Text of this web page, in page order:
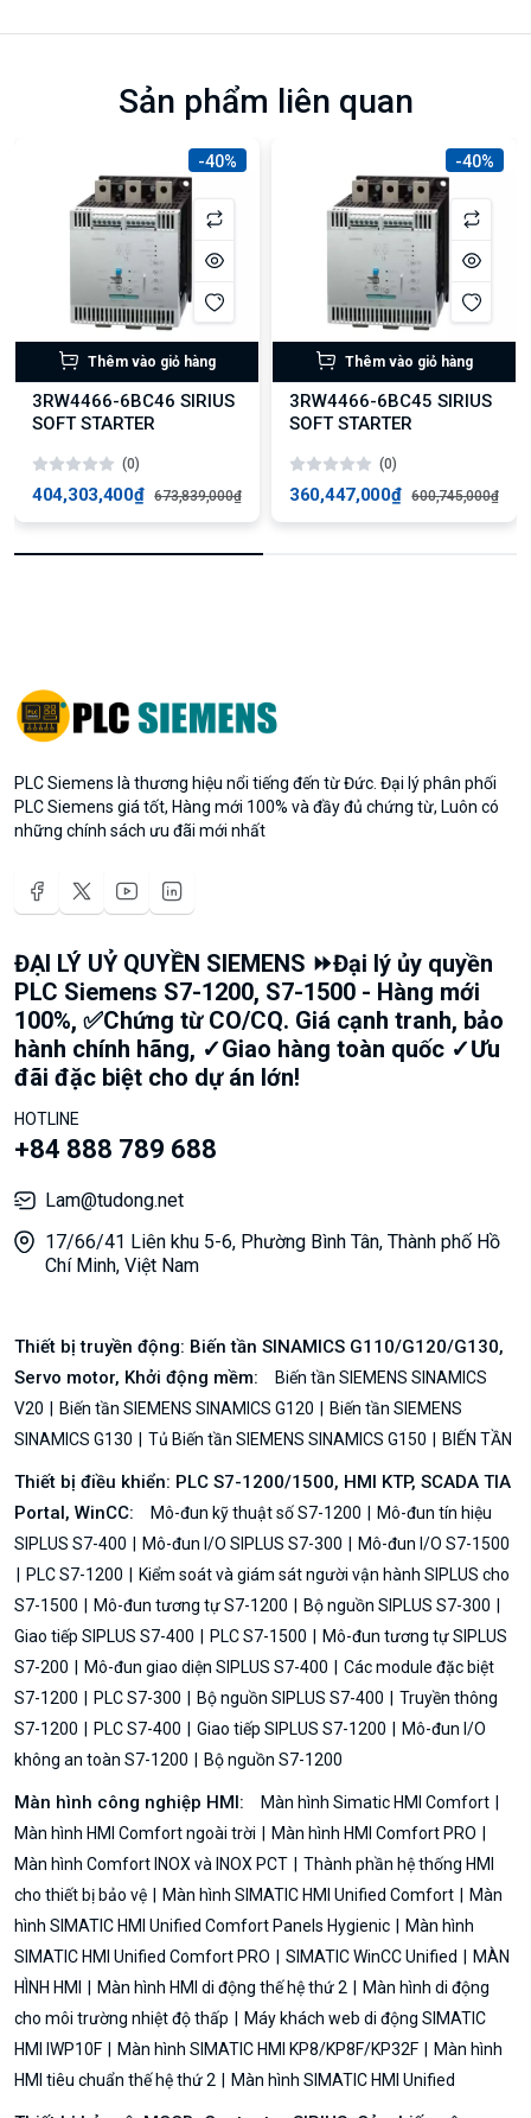
Sản phẩm liên quan
-40%
Thêm vào giỏ hàng
3RW4466-6BC46 SIRIUS
SOFT STARTER
(0)
404,303,400₫ 673,839,000₫
-40%
Thêm vào giỏ hàng
3RW4466-6BC45 SIRIUS
SOFT STARTER
(0)
360,447,000₫ 600,745,000₫
PLC Siemens là thương hiệu nổi tiếng đến từ Đức. Đại lý phân phối
PLC Siemens giá tốt, Hàng mới 100% và đầy đủ chứng từ, Luôn có
những chính sách ưu đãi mới nhất
ĐẠI LÝ UỶ QUYỀN SIEMENS ⏩Đại lý ủy quyền
PLC Siemens S7-1200, S7-1500 - Hàng mới
100%, ✅Chứng từ CO/CQ. Giá cạnh tranh, bảo
hành chính hãng, ✓Giao hàng toàn quốc ✓Ưu
đãi đặc biệt cho dự án lớn!
HOTLINE
+84 888 789 688
Lam@tudong.net
17/66/41 Liên khu 5-6, Phường Bình Tân, Thành phố Hồ
Chí Minh, Việt Nam
Thiết bị truyền động: Biến tần SINAMICS G110/G120/G130,
Servo motor, Khởi động mềm:
Biến tần SIEMENS SINAMICS
V20
Biến tần SIEMENS SINAMICS G120
Biến tần SIEMENS
SINAMICS G130
Tủ Biến tần SIEMENS SINAMICS G150 BIẾN TẦN
Thiết bị điều khiển: PLC S7-1200/1500, HMI KTP, SCADA TIA
Portal, WinCC:
Mô-đun kỹ thuật số S7-1200
Mô-đun tín hiệu
SIPLUS S7-400
Mô-đun I/O SIPLUS S7-300
Mô-đun I/O S7-1500
PLC S7-1200
Kiểm soát và giám sát người vận hành SIPLUS cho
S7-1500
Mô-đun tương tự S7-1200
Bộ nguồn SIPLUS S7-300
Giao tiếp SIPLUS S7-400
PLC S7-1500
Mô-đun tương tự SIPLUS
S7-200
Mô-đun giao diện SIPLUS S7-400
Các module đặc biệt
S7-1200
PLC S7-300 Bộ nguồn SIPLUS S7-400
Truyền thông
S7-1200
PLC S7-400 Giao tiếp SIPLUS S7-1200
Mô-đun I/O
không an toàn S7-1200
Bộ nguồn S7-1200
Màn hình công nghiệp HMI:
Màn hình Simatic HMI Comfort
Màn hình HMI Comfort ngoài trời
Màn hình HMI Comfort PRO
Màn hình Comfort INOX và INOX PCT
Thành phần hệ thống HMI
cho thiết bị bảo vệ
Màn hình SIMATIC HMI Unified Comfort
Màn
hình SIMATIC HMI Unified Comfort Panels Hygienic
Màn hình
SIMATIC HMI Unified Comfort PRO
SIMATIC WinCC Unified
MÀN
HÌNH HMI
Màn hình HMI di động thế hệ thứ 2
Màn hình di động
cho môi trường nhiệt độ thấp
Máy khách web di động SIMATIC
HMI IWP10F
Màn hình SIMATIC HMI KP8/KP8F/KP32F
Màn hình
HMI tiêu chuẩn thế hệ thứ 2
Màn hình SIMATIC HMI Unified